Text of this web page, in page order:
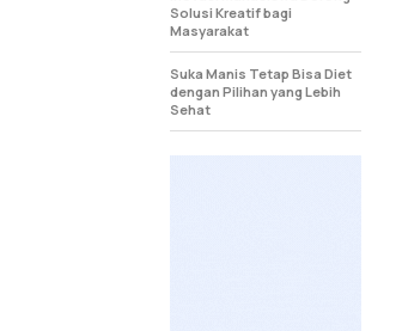
Solusi Kreatif bagi
Masyarakat
Suka Manis Tetap Bisa Diet
dengan Pilihan yang Lebih
Sehat